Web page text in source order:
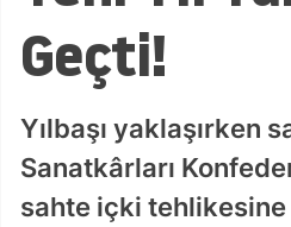
Geçti!
Yılbaşı yaklaşırken
Sanatkârları
sahte içki